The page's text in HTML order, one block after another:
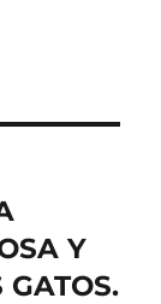
Y
GATOS.